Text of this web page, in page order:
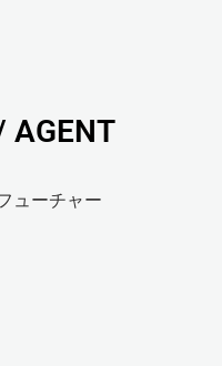
AGENT
ューチャー